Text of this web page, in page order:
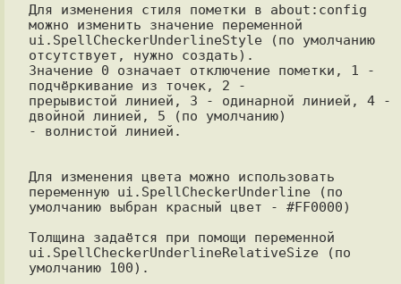
Для изменения стиля пометки в about:config
можно изменить значение переменной
ui.SpellCheckerUnderlineStyle (по умолчанию
отсутствует, нужно создать).
Значение 0 означает отключение пометки, 1 -
подчёркивание из точек, 2 -
прерывистой линией, 3 - одинарной линией, 4 -
двойной линией, 5 (по умолчанию)
- волнистой линией.
Для изменения цвета можно использовать
переменную ui.SpellCheckerUnderline (по
умолчанию выбран красный цвет - #FF0000)
Толщина задаётся при помощи переменной
ui.SpellCheckerUnderlineRelativeSize (по